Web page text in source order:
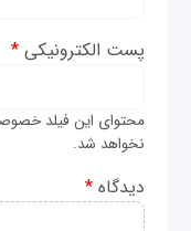
پست الکترونیکی*
محتوای این فیلد
نخواهد شد.
دیدگاه*